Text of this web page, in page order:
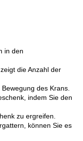
in den
die Anzahl der
des Krans.
indem Sie den
zu ergreifen.
können Sie es